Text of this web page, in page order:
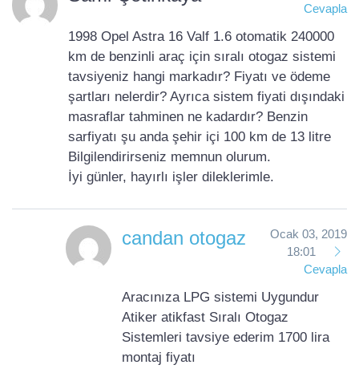
Cevapla
1998 Opel Astra 16 Valf 1.6 otomatik 240000
km de benzinli araç için sıralı otogaz sistemi
tavsiyeniz hangi markadır? Fiyatı ve ödeme
şartları nelerdir? Ayrıca sistem fiyati dışındaki
masraflar tahminen ne kadardır? Benzin
sarfiyatı şu anda şehir içi 100 km de 13 litre
Bilgilendirirseniz memnun olurum.
İyi günler, hayırlı işler dileklerimle.
candan otogaz
Ocak 03, 2019
18:01
Cevapla
Aracınıza LPG sistemi Uygundur
Atiker atikfast Sıralı Otogaz
Sistemleri tavsiye ederim 1700 lira
montaj fiyatı